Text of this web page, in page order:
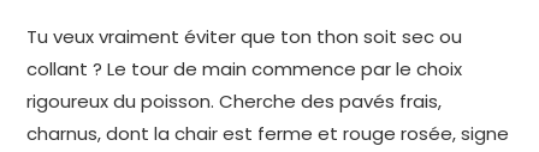
Tu veux vraiment éviter que ton thon soit sec ou
collant ? Le tour de main commence par le choix
rigoureux du poisson. Cherche des pavés frais,
charnus, dont la chair est ferme et rouge rosée, signe